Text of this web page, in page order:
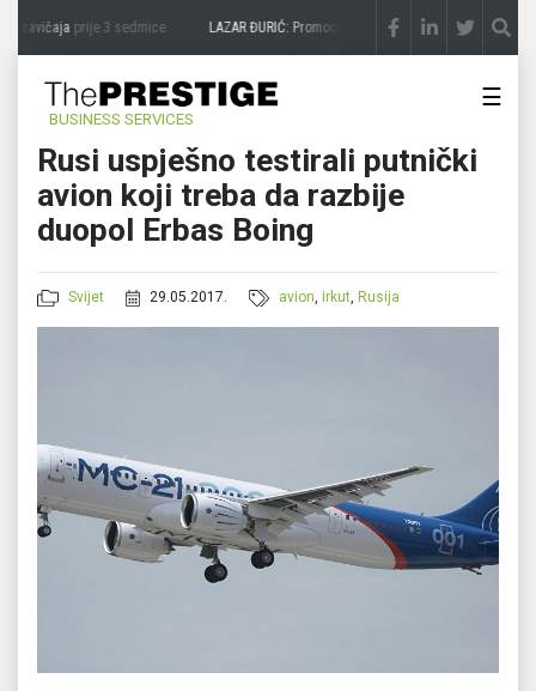
zavičajaprije 3 sedmice LAZAR ĐURIĆ: Promocija potencijal pretvara u destinaciju
BUSINESS SERVICES
☰
Rusi uspješno testirali putnički
avion koji treba da razbije
duopol Erbas Boing
Svijet 29.05.2017. avion,irkut,Rusija